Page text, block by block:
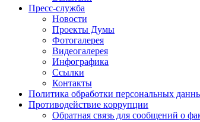
Пресс-служба
Новости
Проекты Думы
Фотогалерея
Видеогалерея
Инфографика
Ссылки
Контакты
Политика обработки персональных
Прoтивoдeйствие кoрpупции
Обратная связь для сообщений о